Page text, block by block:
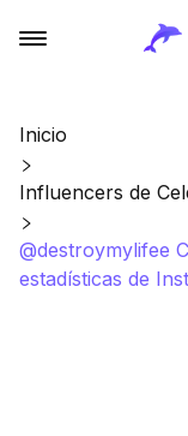
Inicio
Influencers de
@destroymylifee
estadísticas de